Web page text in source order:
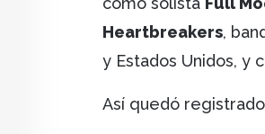
Heartbreakers,
y Estados Unidos, y
Así quedó